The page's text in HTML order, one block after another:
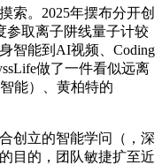
。2025年摆布分开创
参取离子阱线量子计较
智能到AI视频、Coding
做了一件看似远离
能）、黄柏特的
立的智能学问（，深
目的，团队敏捷扩至近